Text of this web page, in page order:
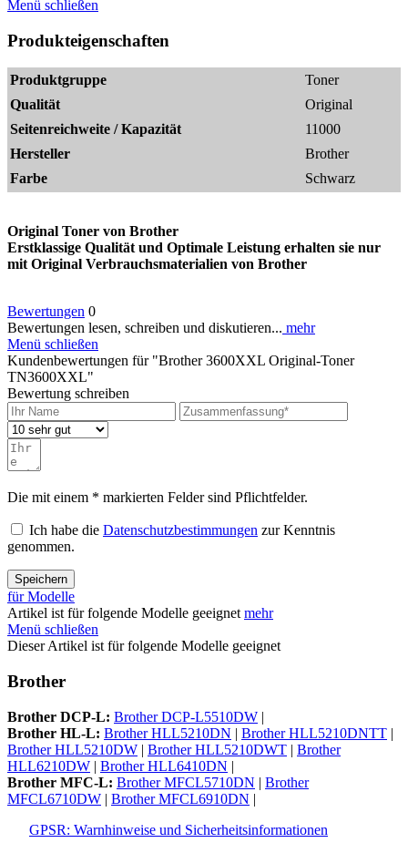
Menü schließen
Produkteigenschaften
Produktgruppe
Toner
Qualität
Original
Seitenreichweite / Kapazität
11000
Hersteller
Brother
Farbe
Schwarz
Original Toner von Brother
Erstklassige Qualität und Optimale Leistung erhalten sie nur
mit Original Verbrauchsmaterialien von Brother
Bewertungen 0
Bewertungen lesen, schreiben und diskutieren... mehr
Menü schließen
Kundenbewertungen für "Brother 3600XXL Original-Toner
TN3600XXL"
Bewertung schreiben
Die mit einem * markierten Felder sind Pflichtfelder.
Ich habe die Datenschutzbestimmungen zur Kenntnis
genommen.
Speichern
für Modelle
Artikel ist für folgende Modelle geeignetmehr
Menü schließen
Dieser Artikel ist für folgende Modelle geeignet
Brother
Brother DCP-L: Brother DCP-L5510DW |
Brother HL-L: Brother HLL5210DN | Brother HLL5210DNTT |
Brother HLL5210DW | Brother HLL5210DWT | Brother
HLL6210DW | Brother HLL6410DN |
Brother MFC-L: Brother MFCL5710DN | Brother
MFCL6710DW | Brother MFCL6910DN |
GPSR: Warnhinweise und Sicherheitsinformationen